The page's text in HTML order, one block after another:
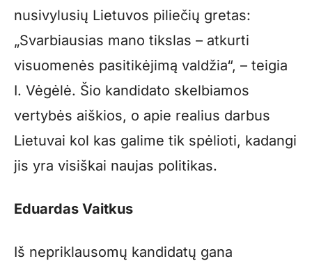
nusivylusių Lietuvos piliečių gretas:
„Svarbiausias mano tikslas – atkurti
visuomenės pasitikėjimą valdžia“, – teigia
I. Vėgėlė. Šio kandidato skelbiamos
vertybės aiškios, o apie realius darbus
Lietuvai kol kas galime tik spėlioti, kadangi
jis yra visiškai naujas politikas.
Eduardas Vaitkus
Iš nepriklausomų kandidatų gana